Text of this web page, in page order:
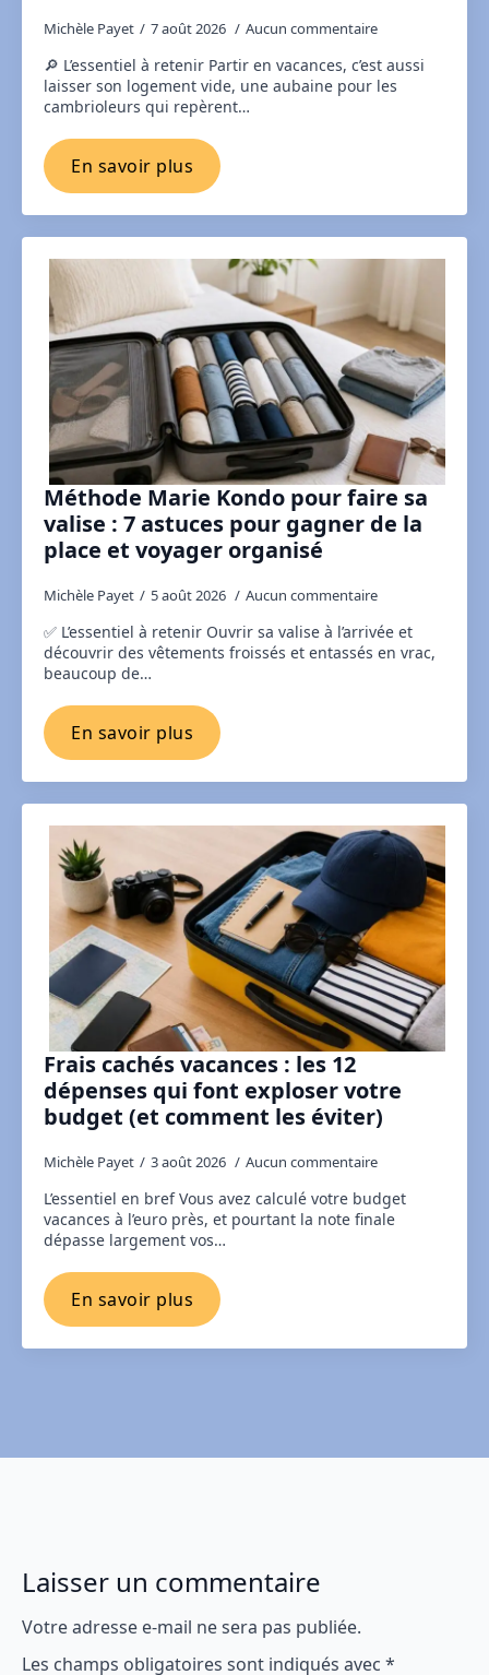
Michèle Payet 7 août 2026 Aucun commentaire
🔎 L’essentiel à retenir Partir en vacances, c’est aussi
laisser son logement vide, une aubaine pour les
cambrioleurs qui repèrent…
En savoir plus
Méthode Marie Kondo pour faire sa
valise : 7 astuces pour gagner de la
place et voyager organisé
Michèle Payet 5 août 2026 Aucun commentaire
✅ L’essentiel à retenir Ouvrir sa valise à l’arrivée et
découvrir des vêtements froissés et entassés en vrac,
beaucoup de…
En savoir plus
Frais cachés vacances : les 12
dépenses qui font exploser votre
budget (et comment les éviter)
Michèle Payet 3 août 2026 Aucun commentaire
L’essentiel en bref Vous avez calculé votre budget
vacances à l’euro près, et pourtant la note finale
dépasse largement vos…
En savoir plus
Laisser un commentaire
Votre adresse e-mail ne sera pas publiée.
Les champs obligatoires sont indiqués avec *